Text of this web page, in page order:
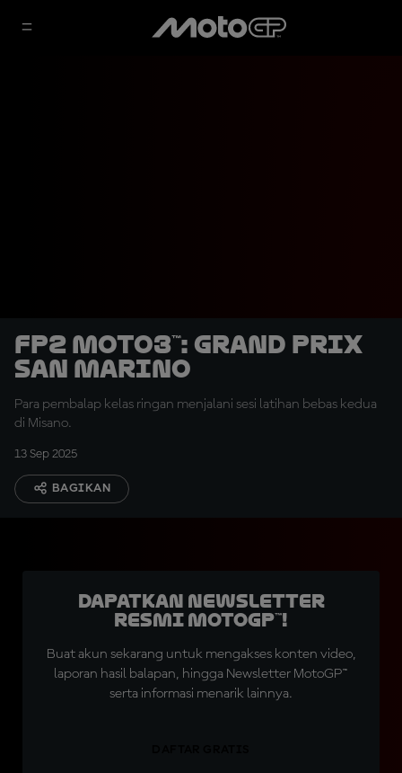
FP2 Moto3™: Grand Prix
San Marino
Para pembalap kelas ringan menjalani sesi latihan bebas kedua
di Misano.
13 Sep 2025
BAGIKAN
Dapatkan Newsletter
Resmi MotoGP™!
Buat akun sekarang untuk mengakses konten video,
laporan hasil balapan, hingga Newsletter MotoGP™
serta informasi menarik lainnya.